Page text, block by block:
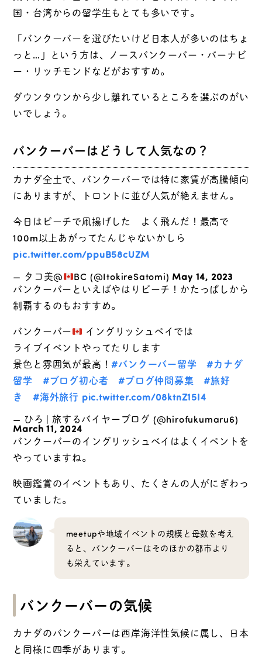
国・台湾からの留学生もとても多いです。
「バンクーバーを選びたいけど日本人が多いのはちょ
っと…」という方は、ノースバンクーバー・バーナビ
ー・リッチモンドなどがおすすめ。
ダウンタウンから少し離れているところを選ぶのがい
いでしょう。
バンクーバーはどうして人気なの？
カナダ全土で、バンクーバーでは特に家賃が高騰傾向
にありますが、トロントに並び人気が絶えません。
今日はビーチで凧揚げした よく飛んだ！最高で
100m以上あがってたんじゃないかしら
pic.twitter.com/ppuB58cUZM
— タコ美@
BC (@ItokireSatomi) May 14, 2023
バンクーバーといえばやはりビーチ！かたっぱしから
制覇するのもおすすめ。
バンクーバー
イングリッシュベイでは
ライブイベントやってたりします
景色と雰囲気が最高！#バンクーバー留学
#カナダ
留学
#ブログ初心者 #ブログ仲間募集
#旅好
き
#海外旅行 pic.twitter.com/08ktnZ15I4
— ひろ | 旅するバイヤーブログ (@hirofukumaru6)
March 11, 2024
バンクーバーのイングリッシュベイはよくイベントを
やっていますね。
映画鑑賞のイベントもあり、たくさんの人がにぎわっ
ていました。
meetupや地域イベントの規模と母数を考え
ると、バンクーバーはそのほかの都市より
も栄えています。
バンクーバーの気候
カナダのバンクーバーは西岸海洋性気候に属し、日本
と同様に四季があります。